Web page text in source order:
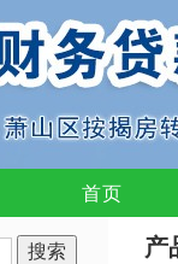
首页
产